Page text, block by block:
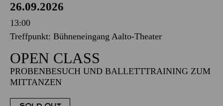
26.09.2026
13:00
Treffpunkt: Bühneneingang Aalto-Theater
OPEN CLASS
PROBENBESUCH UND BALLETTTRAINING ZUM
MITTANZEN